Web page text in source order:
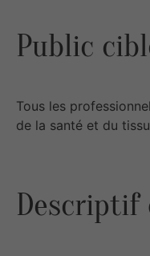
Public
Tous les
de la santé et du
Descriptif